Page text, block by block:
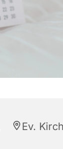
Ev.